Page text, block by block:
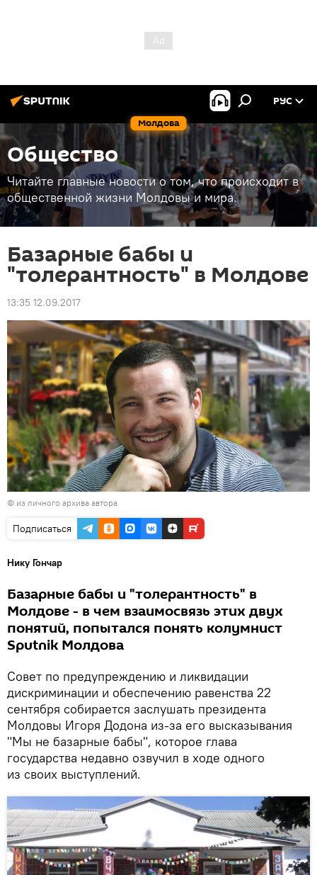
Молдова
РУС
Общество
Читайте главные новости о том, что происходит в
общественной жизни Молдовы и мира.
Базарные бабы и
"толерантность" в Молдове
13:35 12.09.2017
© из личного архива автора
Подписаться
Нику Гончар
Базарные бабы и "толерантность" в
Молдове - в чем взаимосвязь этих двух
понятий, попытался понять колумнист
Sputnik Молдова
Совет по предупреждению и ликвидации
дискриминации и обеспечению равенства 22
сентября собирается заслушать президента
Молдовы Игоря Додона из-за его высказывания
"Мы не базарные бабы", которое глава
государства недавно озвучил в ходе одного
из своих выступлений.